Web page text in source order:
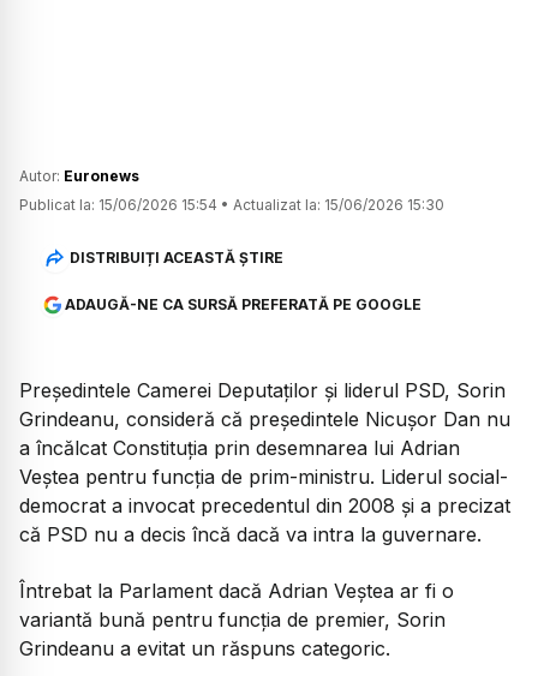
Autor: Euronews
Publicat la: 15/06/2026 15:54 • Actualizat la: 15/06/2026 15:30
DISTRIBUIȚI ACEASTĂ ȘTIRE
ADAUGĂ-NE CA SURSĂ PREFERATĂ PE GOOGLE
Președintele Camerei Deputaților și liderul PSD, Sorin
Grindeanu, consideră că președintele Nicușor Dan nu
a încălcat Constituția prin desemnarea lui Adrian
Veștea pentru funcția de prim-ministru. Liderul social-
democrat a invocat precedentul din 2008 și a precizat
că PSD nu a decis încă dacă va intra la guvernare.
Întrebat la Parlament dacă Adrian Veștea ar fi o
variantă bună pentru funcția de premier, Sorin
Grindeanu a evitat un răspuns categoric.